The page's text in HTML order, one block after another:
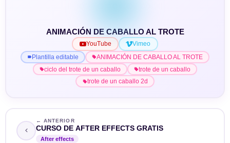
ANIMACIÓN DE CABALLO AL TROTE
YouTube Vimeo
Plantilla editable
ANIMACIÓN DE CABALLO AL TROTE
ciclo del trote de un caballo
trote de un caballo
trote de un caballo 2d
← ANTERIOR
CURSO DE AFTER EFFECTS GRATIS
After effects